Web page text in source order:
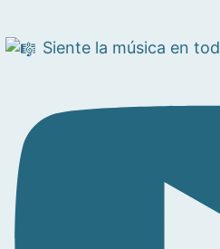
Siente la música en